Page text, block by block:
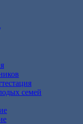
семей